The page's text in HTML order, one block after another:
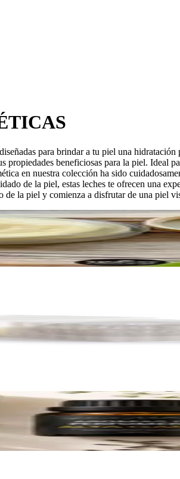
para brindar a tu piel una
propiedades beneficiosas para la piel. Ideal
en nuestra colección ha sido
de la piel, estas leches te ofrecen una
de la piel y comienza a disfrutar de una piel